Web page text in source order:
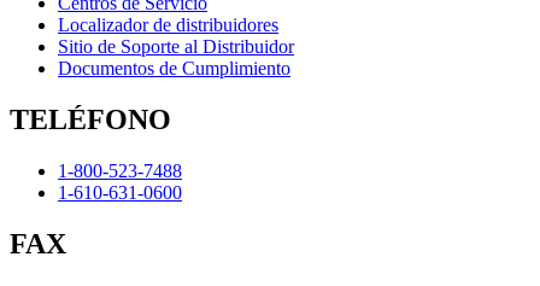
Localizador de distribuidores
Sitio de Soporte al Distribuidor
Documentos de Cumplimiento
TELÉFONO
1-800-523-7488
1-610-631-0600
FAX